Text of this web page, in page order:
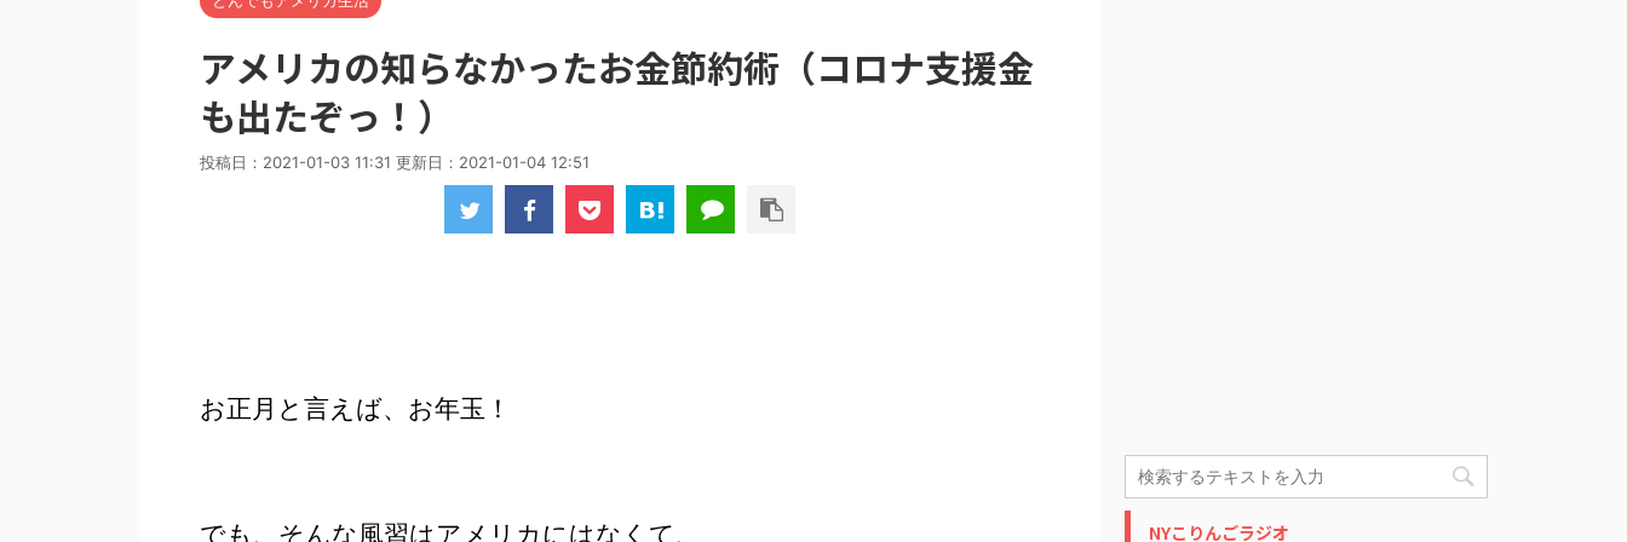
アメリカの知らなかったお金節約術（コロナ支援金
も出たぞっ！）
投稿日：2021-01-03 11:31 更新日： 2021-01-04 12:51
お正月と言えば、お年玉！
でも、そんな風習はアメリカにはなくて、 NYこりんごラジオ